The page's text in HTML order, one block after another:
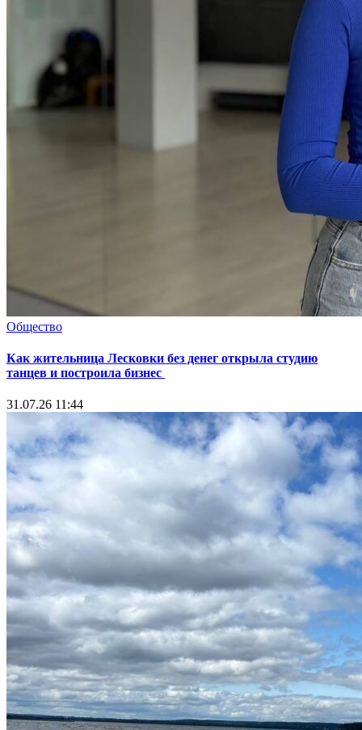
Общество
Как жительница Лесковки без денег открыла студию
танцев и построила бизнес
31.07.26 11:44